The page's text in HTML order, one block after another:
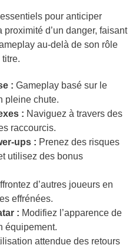
pour anticiper
proximité d’un danger, faisant
au-delà de son rôle
: Gameplay basé sur le
pleine chute.
: Naviguez à travers des
raccourcis.
ups : Prenez des risques
utilisez des bonus
d’autres joueurs en
effrénées.
: Modifiez l’apparence de
équipement.
attendue des retours